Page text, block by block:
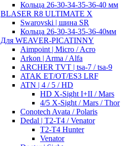
Кольца 26-30-34-35-36-40 мм
BLASER R8 ULTIMATE X
Swarovski | шина SR
Кольца 26-30-34-35-36-40мм
Для WEAVER-PICATINNY
Aimpoint | Micro / Acro
Arkon | Arma / Alfa
ARCHER TVT | tsa-7 / tsa-9
ATAK ET/OT/ES3 LRF
ATN | 4 / 5 / HD
HD X-Sight I+II / Mars
4/5 X-Sight / Mars / Thor
Conotech Avata / Polaris
Dedal | T2-T4 / Venator
T2-T4 Hunter
Venator